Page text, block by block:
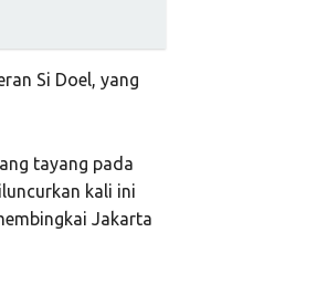
Si Doel, yang
tayang pada
kali ini
Jakarta